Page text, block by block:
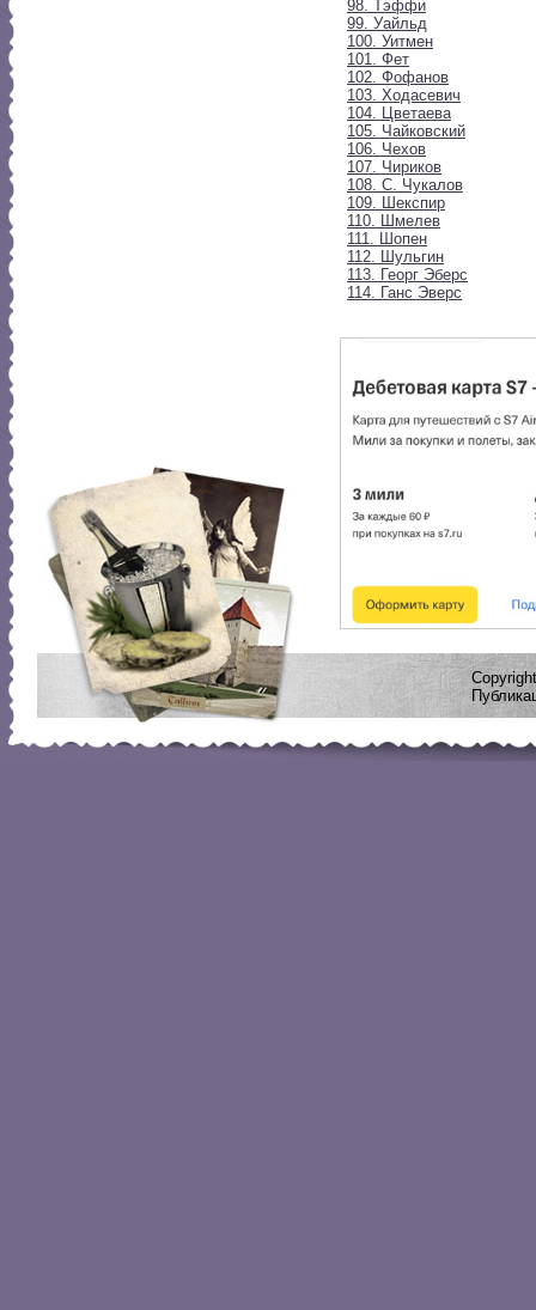
98. Тэффи
99. Уайльд
100. Уитмен
101. Фет
102. Фофанов
103. Ходасевич
104. Цветаева
105. Чайковский
106. Чехов
107. Чириков
108. С. Чукалов
109. Шекспир
110. Шмелев
111. Шопен
112. Шульгин
113. Георг Эберс
114. Ганс Эверс